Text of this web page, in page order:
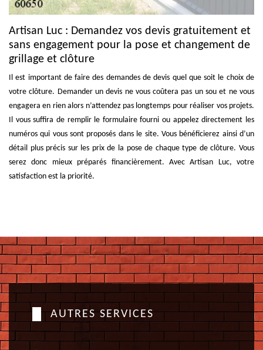
Artisan Luc : Demandez vos devis gratuitement et
sans engagement pour la pose et changement de
grillage et clôture
Il est important de faire des demandes de devis quel que soit le choix de
votre clôture. Demander un devis ne vous coûtera pas un sou et ne vous
engagera en rien alors n’attendez pas longtemps pour réaliser vos projets.
Il vous suffira de remplir le formulaire fourni ou appelez directement les
numéros qui vous sont proposés dans le site. Vous bénéficierez ainsi d’un
détail plus précis sur les prix de la pose de chaque type de clôture. Vous
serez donc mieux préparés financièrement. Avec Artisan Luc, votre
satisfaction est la priorité.
AUTRES SERVICES